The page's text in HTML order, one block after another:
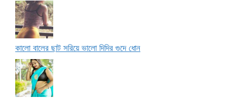
কালো বালের ছাট সরিয়ে ভালো দিদির গুদে ধোন